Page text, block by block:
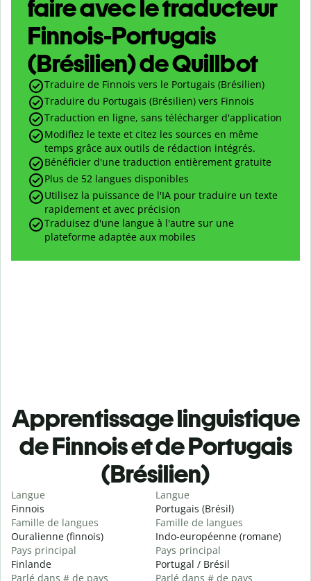
faire avec le traducteur
Finnois-Portugais
(Brésilien) de Quillbot
Traduire de Finnois vers le Portugais (Brésilien)
Traduire du Portugais (Brésilien) vers Finnois
Traduction en ligne, sans télécharger d'application
Modifiez le texte et citez les sources en même
temps grâce aux outils de rédaction intégrés.
Bénéficier d'une traduction entièrement gratuite
Plus de 52 langues disponibles
Utilisez la puissance de l'IA pour traduire un texte
rapidement et avec précision
Traduisez d'une langue à l'autre sur une
plateforme adaptée aux mobiles
Apprentissage linguistique
de Finnois et de Portugais
(Brésilien)
Langue
Finnois
Famille de langues
Ouralienne (finnois)
Pays principal
Finlande
Parlé dans # de pays
Langue
Portugais (Brésil)
Famille de langues
Indo-européenne (romane)
Pays principal
Portugal / Brésil
Parlé dans # de pays